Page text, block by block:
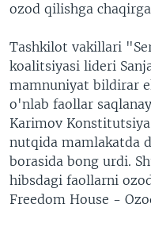
ozod qilishga
Tashkilot vakillari
koalitsiyasi lideri
mamnuniyat bildirar
o'nlab faollar
Karimov
nutqida mamlakatda
borasida bong urdi.
hibsdagi faollarni
Freedom House -